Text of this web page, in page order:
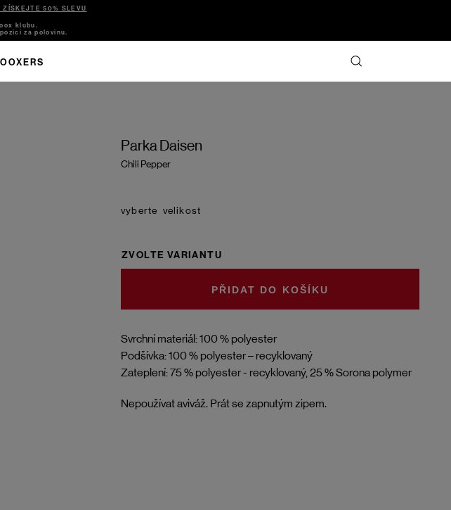
ZÍSKEJTE 50% SLEVU
klubu.
za polovinu.
Parka Daisen
Chili Pepper
Svrchní materiál: 100 % polyester
Podšívka: 100 % polyester – recyklovaný
Zateplení: 75 % polyester - recyklovaný, 25 % Sorona polymer
Nepoužívat aviváž. Prát se zapnutým zipem.
velikost
ZVOLTE VARIANTU
DO KOŠÍKU